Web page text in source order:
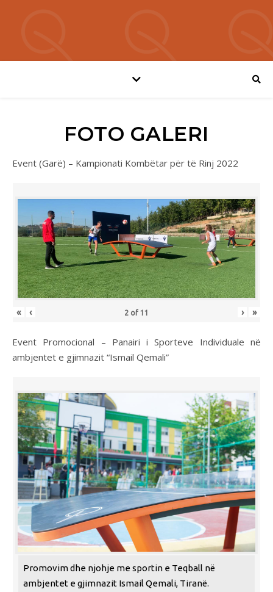
FOTO GALERI
Event (Garë) – Kampionati Kombëtar për të Rinj 2022
« ‹ 2 of 11 › »
Event Promocional – Panairi i Sporteve Individuale në
ambjentet e gjimnazit “Ismail Qemali”
Promovim dhe njohje me sportin e Teqball në
ambjentet e gjimnazit Ismail Qemali, Tiranë.